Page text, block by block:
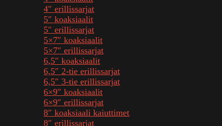
4″ erillissarjat
5″ koaksiaalit
5″ erillissarjat
5×7″ koaksiaalit
5×7″ erillissarjat
6,5″ koaksiaalit
6,5″ 2-tie erillissarjat
6,5″ 3-tie erillissarjat
6×9″ koaksiaalit
6×9″ erillissarjat
8″ koaksiaali kaiuttimet
8″ erillissarjat